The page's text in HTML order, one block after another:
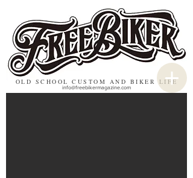
OLD SCHOOL CUSTOM AND BIKER LIFE
info@freebikermagazine.com